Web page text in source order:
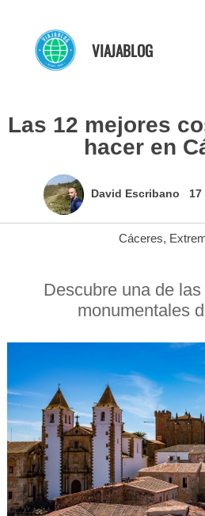
contenido
VIAJABLOG
Las 12 mejores
hacer en
David Escribano 17
Cáceres,
Descubre una de
monumentales